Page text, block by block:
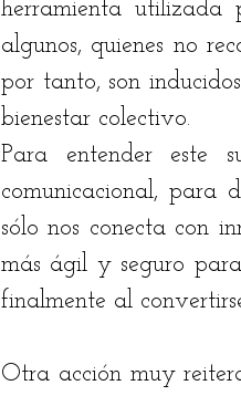
herramienta
algunos, quienes no
por tanto, son
bienestar colectivo.
Para entender este
comunicacional, para
sólo nos conecta con
más ágil y seguro
finalmente al
Otra acción muy